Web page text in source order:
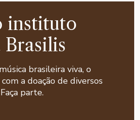
instituto
brasileira viva, o
a doação de diversos
parte.